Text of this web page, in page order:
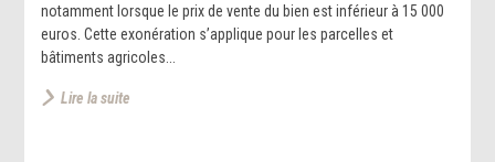
notamment lorsque le prix de vente du bien est inférieur à 15 000
euros. Cette exonération s’applique pour les parcelles et
bâtiments agricoles...
Lire la suite